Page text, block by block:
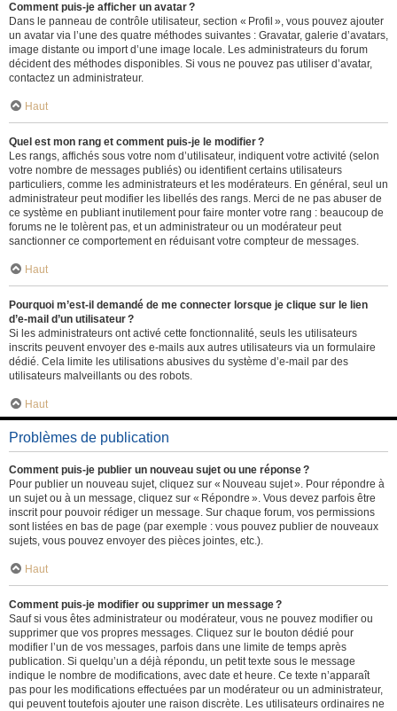
Comment puis-je afficher un avatar ?
Dans le panneau de contrôle utilisateur, section « Profil », vous pouvez ajouter
un avatar via l’une des quatre méthodes suivantes : Gravatar, galerie d’avatars,
image distante ou import d’une image locale. Les administrateurs du forum
décident des méthodes disponibles. Si vous ne pouvez pas utiliser d’avatar,
contactez un administrateur.
Haut
Quel est mon rang et comment puis-je le modifier ?
Les rangs, affichés sous votre nom d’utilisateur, indiquent votre activité (selon
votre nombre de messages publiés) ou identifient certains utilisateurs
particuliers, comme les administrateurs et les modérateurs. En général, seul un
administrateur peut modifier les libellés des rangs. Merci de ne pas abuser de
ce système en publiant inutilement pour faire monter votre rang : beaucoup de
forums ne le tolèrent pas, et un administrateur ou un modérateur peut
sanctionner ce comportement en réduisant votre compteur de messages.
Haut
Pourquoi m’est-il demandé de me connecter lorsque je clique sur le lien
d’e-mail d’un utilisateur ?
Si les administrateurs ont activé cette fonctionnalité, seuls les utilisateurs
inscrits peuvent envoyer des e-mails aux autres utilisateurs via un formulaire
dédié. Cela limite les utilisations abusives du système d’e-mail par des
utilisateurs malveillants ou des robots.
Haut
Problèmes de publication
Comment puis-je publier un nouveau sujet ou une réponse ?
Pour publier un nouveau sujet, cliquez sur « Nouveau sujet ». Pour répondre à
un sujet ou à un message, cliquez sur « Répondre ». Vous devez parfois être
inscrit pour pouvoir rédiger un message. Sur chaque forum, vos permissions
sont listées en bas de page (par exemple : vous pouvez publier de nouveaux
sujets, vous pouvez envoyer des pièces jointes, etc.).
Haut
Comment puis-je modifier ou supprimer un message ?
Sauf si vous êtes administrateur ou modérateur, vous ne pouvez modifier ou
supprimer que vos propres messages. Cliquez sur le bouton dédié pour
modifier l’un de vos messages, parfois dans une limite de temps après
publication. Si quelqu’un a déjà répondu, un petit texte sous le message
indique le nombre de modifications, avec date et heure. Ce texte n’apparaît
pas pour les modifications effectuées par un modérateur ou un administrateur,
qui peuvent toutefois ajouter une raison discrète. Les utilisateurs ordinaires ne